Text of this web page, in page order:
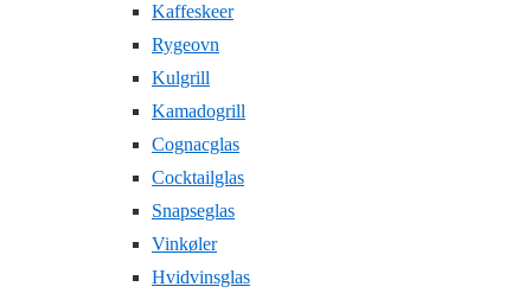
Kaffeskeer
Rygeovn
Kulgrill
Kamadogrill
Cognacglas
Cocktailglas
Snapseglas
Vinkøler
Hvidvinsglas